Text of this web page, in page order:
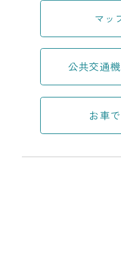
マッ
公共交通
お車